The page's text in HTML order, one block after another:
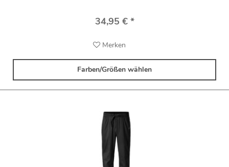
34,95 € *
Merken
Farben/Größen wählen